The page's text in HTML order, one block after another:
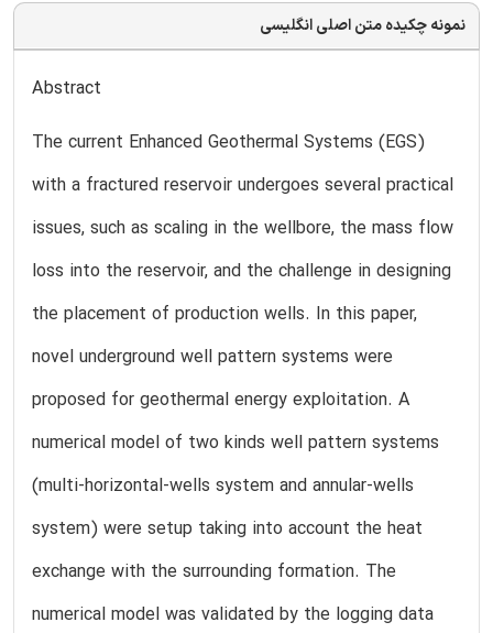
نمونه چکیده متن اصلی انگلیسی
Abstract
The current Enhanced Geothermal Systems (EGS)
with a fractured reservoir undergoes several practical
issues, such as scaling in the wellbore, the mass flow
loss into the reservoir, and the challenge in designing
the placement of production wells. In this paper,
novel underground well pattern systems were
proposed for geothermal energy exploitation. A
numerical model of two kinds well pattern systems
(multi-horizontal-wells system and annular-wells
system) were setup taking into account the heat
exchange with the surrounding formation. The
numerical model was validated by the logging data